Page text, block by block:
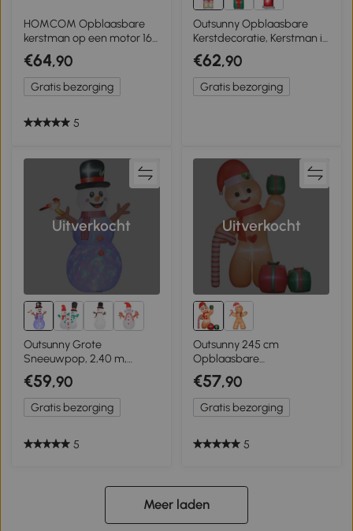
HOMCOM Opblaasbare
kerstman op een motor 165
cm kerstman cadeau LED
€64,90
Gratis bezorging
5
Outsunny Opblaasbare
Kerstdecoratie, Kerstman in
Schoorsteen, LED's, Blower
€62,90
Gratis bezorging
Uitverkocht
Outsunny Grote
Sneeuwpop, 2,40 m,
Kerstdecoratie met LED’s,
Zelfopblazend, Polyester
€59,90
Gratis bezorging
5
Uitverkocht
Outsunny 245 cm
Opblaasbare
Kerstdecoratie voor buiten
– Gingerbread Man met
geïntegreerde LED-
verlichting, opblaasbare
zuurstok, ideaal voor tuin,
€57,90
Gratis bezorging
5
Meer laden